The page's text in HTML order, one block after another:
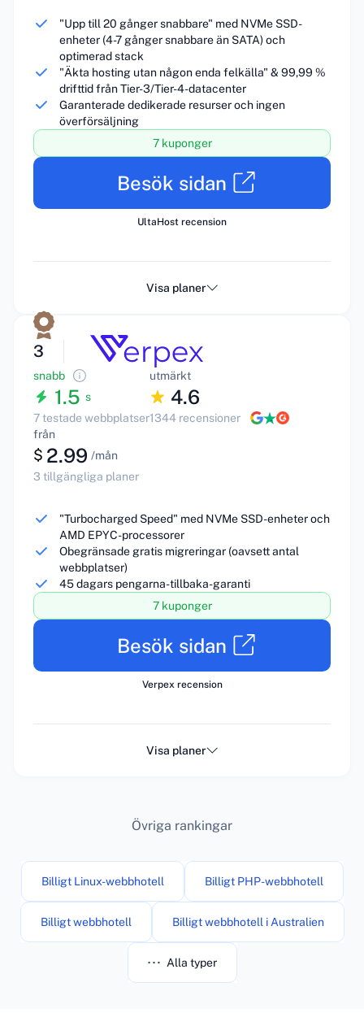
"Upp till 20 gånger snabbare" med NVMe SSD-
enheter (4-7 gånger snabbare än SATA) och
optimerad stack
"Äkta hosting utan någon enda felkälla" & 99,99 %
drifttid från Tier-3/Tier-4-datacenter
Garanterade dedikerade resurser och ingen
överförsäljning
7 kuponger
Besök sidan
UltaHost recension
Visa planer
3
snabb
1.5 s
7 testade webbplatser
utmärkt
4.6
1344 recensioner
från
$ 2.99 /mån
3 tillgängliga planer
"Turbocharged Speed" med NVMe SSD-enheter och
AMD EPYC-processorer
Obegränsade gratis migreringar (oavsett antal
webbplatser)
45 dagars pengarna-tillbaka-garanti
7 kuponger
Besök sidan
Verpex recension
Visa planer
Övriga rankingar
Billigt Linux-webbhotell Billigt PHP-webbhotell
Billigt webbhotell Billigt webbhotell i Australien
Alla typer